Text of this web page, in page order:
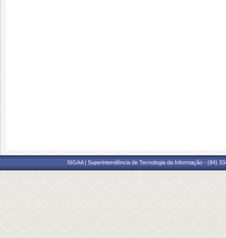
SIGAA | Superintendência de Tecnologia da Informação - (84)